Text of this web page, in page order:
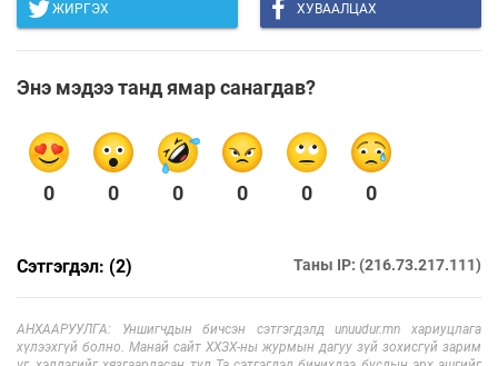
ЖИРГЭХ ХУВААЛЦАХ
Энэ мэдээ танд ямар санагдав?
0 0 0 0 0 0
Сэтгэгдэл: (2) Таны IP: (216.73.217.111)
АНХААРУУЛГА: Уншигчдын бичсэн сэтгэгдэлд unuudur.mn хариуцлага
хүлээхгүй болно. Манай сайт ХХЗХ-ны журмын дагуу зүй зохисгүй зарим